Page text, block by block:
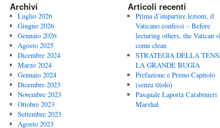
Archivi
Luglio 2026
Giugno 2026
Gennaio 2026
Agosto 2025
Dicembre 2024
Marzo 2024
Gennaio 2024
Dicembre 2023
Novembre 2023
Ottobre 2023
Settembre 2023
Agosto 2023
Articoli recenti
Prima d’impartire lezioni, il
Vaticano confessi – Before
lecturing others, the Vatican
come clean
STRATEGIA DELLA
LA GRANDE BUGIA
Prefazione e Primo Capitolo
(senza titolo)
Pasquale Laporta Carabinieri
Marshal